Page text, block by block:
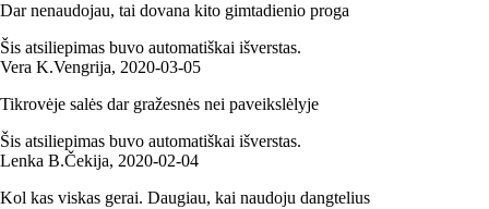
Dar nenaudojau, tai dovana kito gimtadienio proga
Šis atsiliepimas buvo automatiškai išverstas.
Vera K.Vengrija, 2020‑03‑05
Tikrovėje salės dar gražesnės nei paveikslėlyje
Šis atsiliepimas buvo automatiškai išverstas.
Lenka B.Čekija, 2020‑02‑04
Kol kas viskas gerai. Daugiau, kai naudoju dangtelius